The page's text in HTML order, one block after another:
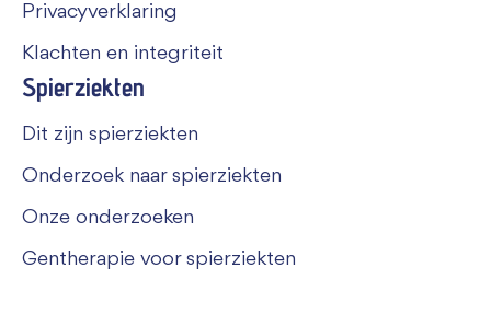
Privacyverklaring
Klachten en integriteit
Spierziekten
Dit zijn spierziekten
Onderzoek naar spierziekten
Onze onderzoeken
Gentherapie voor spierziekten